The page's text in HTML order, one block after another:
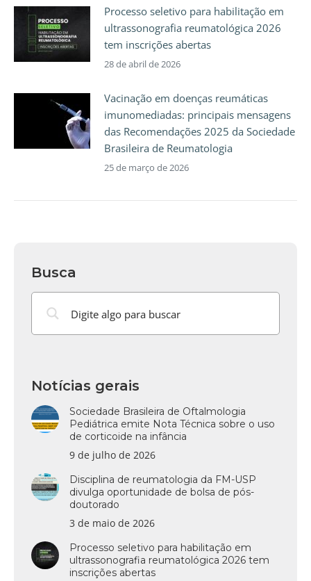
Processo seletivo para habilitação em
ultrassonografia reumatológica 2026
tem inscrições abertas
28 de abril de 2026
Vacinação em doenças reumáticas
imunomediadas: principais mensagens
das Recomendações 2025 da Sociedade
Brasileira de Reumatologia
25 de março de 2026
Busca
Notícias gerais
Sociedade Brasileira de Oftalmologia
Pediátrica emite Nota Técnica sobre o uso
de corticoide na infância
9 de julho de 2026
Disciplina de reumatologia da FM-USP
divulga oportunidade de bolsa de pós-
doutorado
3 de maio de 2026
Processo seletivo para habilitação em
ultrassonografia reumatológica 2026 tem
inscrições abertas